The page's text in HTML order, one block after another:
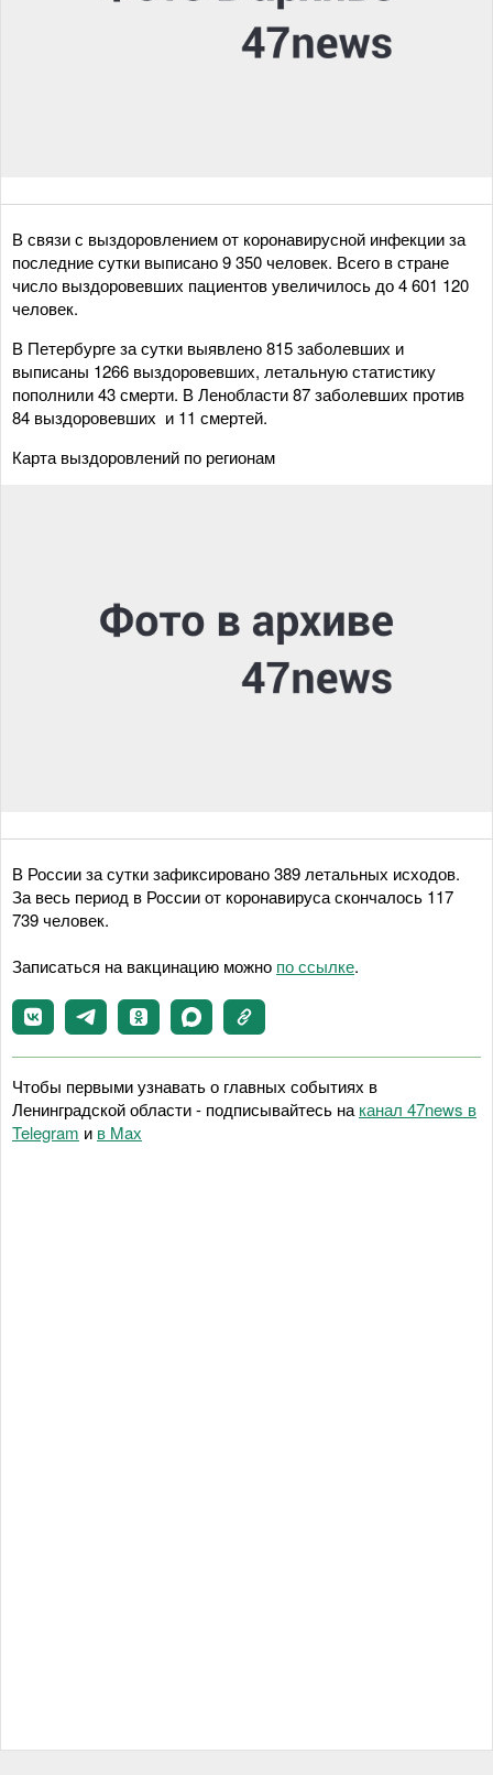
В связи с выздоровлением от коронавирусной инфекции за
последние сутки выписано 9 350 человек. Всего в стране
число выздоровевших пациентов увеличилось до 4 601 120
человек.
В Петербурге за сутки выявлено 815 заболевших и
выписаны 1266 выздоровевших, летальную статистику
пополнили 43 смерти. В Ленобласти 87 заболевших против
84 выздоровевших и 11 смертей.
Карта выздоровлений по регионам
В России за сутки зафиксировано 389 летальных исходов.
За весь период в России от коронавируса скончалось 117
739 человек.
Записаться на вакцинацию можно по ссылке.
Чтобы первыми узнавать о главных событиях в
Ленинградской области - подписывайтесь наканал 47news в
Telegram и в Maх